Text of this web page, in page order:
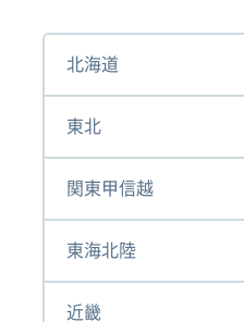
北海道
東北
関東甲信越
東海北陸
近畿